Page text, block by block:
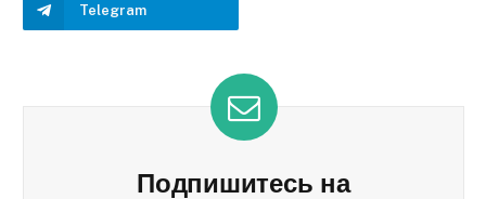
Telegram
Подпишитесь на